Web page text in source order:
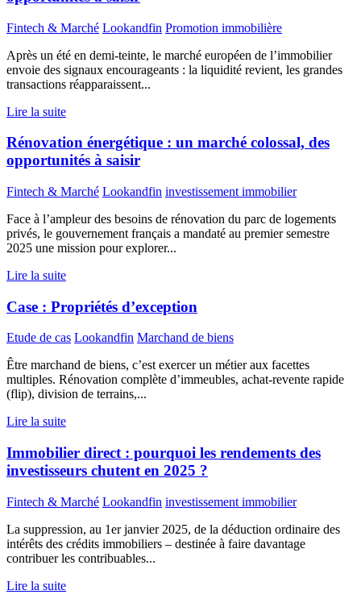
Fintech & Marché Lookandfin Promotion immobilière
Après un été en demi-teinte, le marché européen de l’immobilier
envoie des signaux encourageants : la liquidité revient, les grandes
transactions réapparaissent...
Lire la suite
Rénovation énergétique : un marché colossal, des
opportunités à saisir
Fintech & Marché Lookandfin investissement immobilier
Face à l’ampleur des besoins de rénovation du parc de logements
privés, le gouvernement français a mandaté au premier semestre
2025 une mission pour explorer...
Lire la suite
Case : Propriétés d’exception
Etude de cas Lookandfin Marchand de biens
Être marchand de biens, c’est exercer un métier aux facettes
multiples. Rénovation complète d’immeubles, achat-revente rapide
(flip), division de terrains,...
Lire la suite
Immobilier direct : pourquoi les rendements des
investisseurs chutent en 2025 ?
Fintech & Marché Lookandfin investissement immobilier
La suppression, au 1er janvier 2025, de la déduction ordinaire des
intérêts des crédits immobiliers – destinée à faire davantage
contribuer les contribuables...
Lire la suite